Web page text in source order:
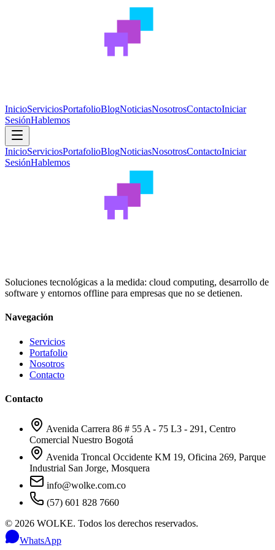
wolke
InicioServiciosPortafolioBlogNoticiasNosotrosContactoIniciar
SesiónHablemos
InicioServiciosPortafolioBlogNoticiasNosotrosContactoIniciar
SesiónHablemos
wolke
Soluciones tecnológicas a la medida: cloud computing, desarrollo de
software y entornos offline para empresas que no se detienen.
Navegación
Servicios
Portafolio
Nosotros
Contacto
Contacto
Avenida Carrera 86 # 55 A - 75 L3 - 291, Centro
Comercial Nuestro Bogotá
Avenida Troncal Occidente KM 19, Oficina 269, Parque
Industrial San Jorge, Mosquera
info@wolke.com.co
(57) 601 828 7660
© 2026 WOLKE. Todos los derechos reservados.
WhatsApp